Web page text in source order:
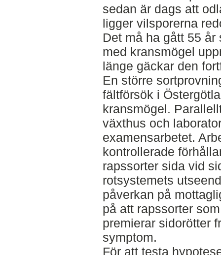
sedan är dags att
ligger vilsporerna
Det må ha gått 55
med kransmögel
länge gäckar den
En större
fältförsök i
kransmögel.
växthus och
examensarbetet.
kontrollerade
rapssorter sida vid
rotsystemets
påverkan på
på att rapssorter
premierar sidorötter
symptom.
För att testa